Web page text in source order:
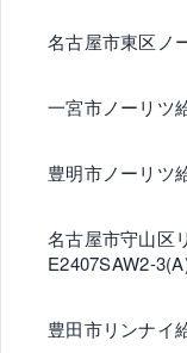
名古屋市東区ノ
一宮市ノーリツ
豊明市ノーリツ
名古屋市守山区
E2407SAW2-
豊田市リンナイ